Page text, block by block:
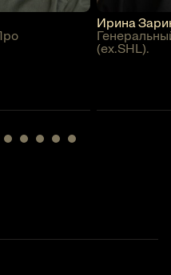
Ирина
(ex.SHL).